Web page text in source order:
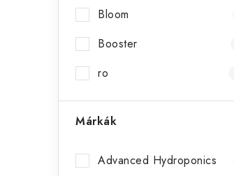
Bloom
Booster
ro
Márkák
Advanced Hydroponics